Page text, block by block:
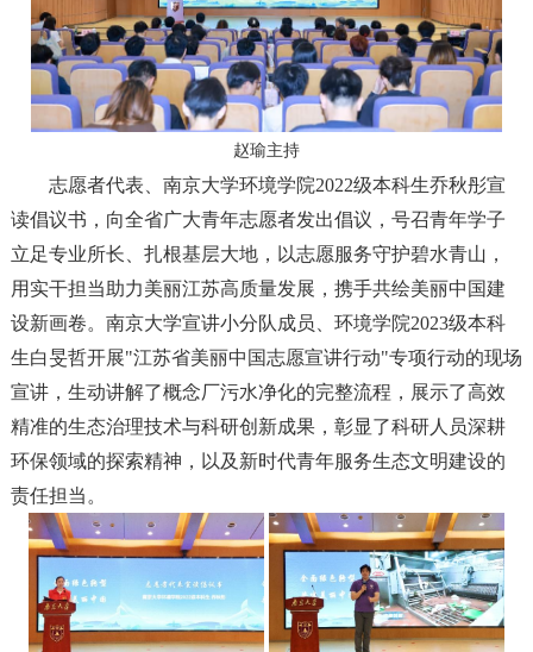
赵瑜主持
志愿者代表、南京大学环境学院2022级本科生乔秋彤宣
读倡议书，向全省广大青年志愿者发出倡议，号召青年学子
立足专业所长、扎根基层大地，以志愿服务守护碧水青山，
用实干担当助力美丽江苏高质量发展，携手共绘美丽中国建
设新画卷。南京大学宣讲小分队成员、环境学院2023级本科
生白旻哲开展"江苏省美丽中国志愿宣讲行动"专项行动的现场
宣讲，生动讲解了概念厂污水净化的完整流程，展示了高效
精准的生态治理技术与科研创新成果，彰显了科研人员深耕
环保领域的探索精神，以及新时代青年服务生态文明建设的
责任担当。